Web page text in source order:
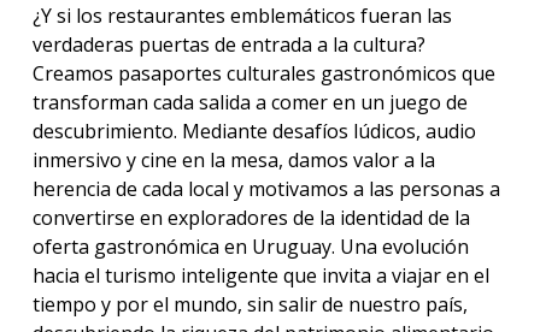
¿Y si los restaurantes emblemáticos fueran las
verdaderas puertas de entrada a la cultura?
Creamos pasaportes culturales gastronómicos que
transforman cada salida a comer en un juego de
descubrimiento. Mediante desafíos lúdicos, audio
inmersivo y cine en la mesa, damos valor a la
herencia de cada local y motivamos a las personas a
convertirse en exploradores de la identidad de la
oferta gastronómica en Uruguay. Una evolución
hacia el turismo inteligente que invita a viajar en el
tiempo y por el mundo, sin salir de nuestro país,